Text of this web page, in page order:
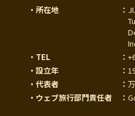
・所在地 ：
・TEL
：
・設立年
：
・代表者
：
・ウェブ旅行部門責任者
：